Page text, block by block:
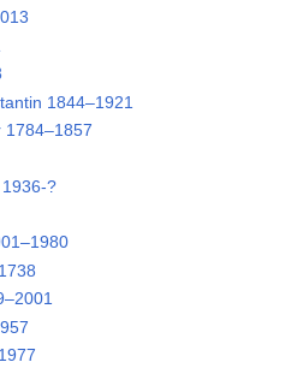
1844–1921
1784–1857
?